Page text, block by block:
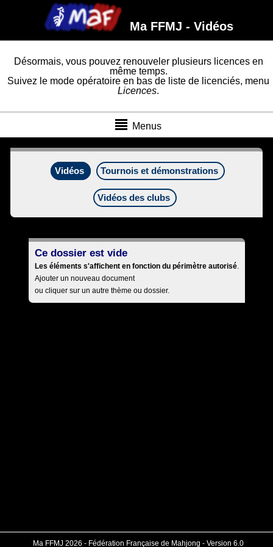
Ma FFMJ - Vidéos
Désormais, vous pouvez renouveler plusieurs licences en
même temps.
Suivez le mode opératoire en bas de liste de licenciés, menu
Licences.
Menus
Vidéos Tournois et démonstrations
Vidéos des clubs
Ce dossier est vide
Les éléments s'affichent en fonction du périmètre autorisé.
Ajouter un nouveau document
ou cliquer sur un autre thème ou dossier.
Ma FFMJ 2026 - Fédération Française de Mahjong - Version 6.0